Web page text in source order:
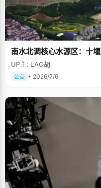
南水北调核心水源区：十堰
UP主: LAO胡
公益 • 2026/7/6